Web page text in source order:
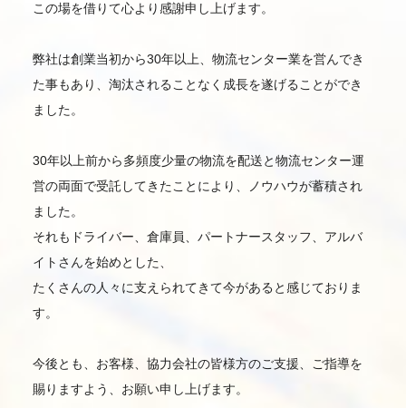
この場を借りて心より感謝申し上げます。
弊社は創業当初から30年以上、物流センター業を営んでき
た事もあり、淘汰されることなく成長を遂げることができ
ました。
30年以上前から多頻度少量の物流を配送と物流センター運
営の両面で受託してきたことにより、ノウハウが蓄積され
ました。
それもドライバー、倉庫員、パートナースタッフ、アルバ
イトさんを始めとした、
たくさんの人々に支えられてきて今があると感じておりま
す。
今後とも、お客様、協力会社の皆様方のご支援、ご指導を
賜りますよう、お願い申し上げます。